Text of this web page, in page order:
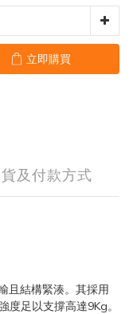
立即購買
及付款方式
且結構緊湊。其採用
度足以支撐高達9Kg。